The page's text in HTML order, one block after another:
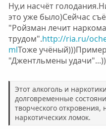
Ну,и насчёт
это уже было)Сейчас
"Ройзман лечит
трудом".http://ria.ru/
mlТоже
"Джентльмены
Этот алкоголь и
долговременные
творческого
наркотических ломок.